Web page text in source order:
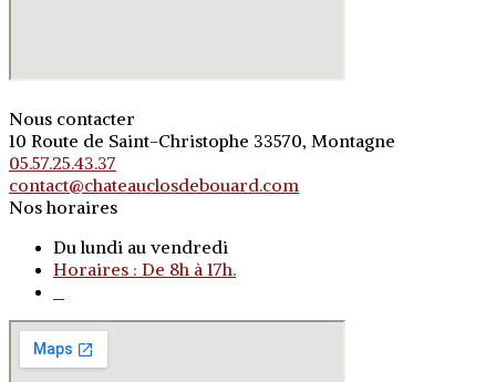
Nous contacter
10 Route de Saint-Christophe 33570, Montagne
05.57.25.43.37
contact@chateauclosdebouard.com
Nos horaires
Du lundi au vendredi
Horaires : De 8h à 17h.